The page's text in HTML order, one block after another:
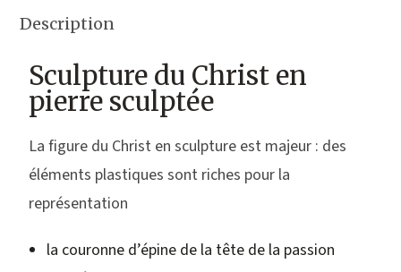
Description
Sculpture du Christ en
pierre sculptée
La figure du Christ en sculpture est majeur : des
éléments plastiques sont riches pour la
représentation
la couronne d’épine de la tête de la passion